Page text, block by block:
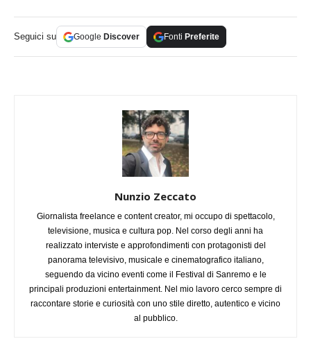
Seguici su Google Discover Fonti Preferite
Nunzio Zeccato
Giornalista freelance e content creator, mi occupo di spettacolo,
televisione, musica e cultura pop. Nel corso degli anni ha
realizzato interviste e approfondimenti con protagonisti del
panorama televisivo, musicale e cinematografico italiano,
seguendo da vicino eventi come il Festival di Sanremo e le
principali produzioni entertainment. Nel mio lavoro cerco sempre di
raccontare storie e curiosità con uno stile diretto, autentico e vicino
al pubblico.